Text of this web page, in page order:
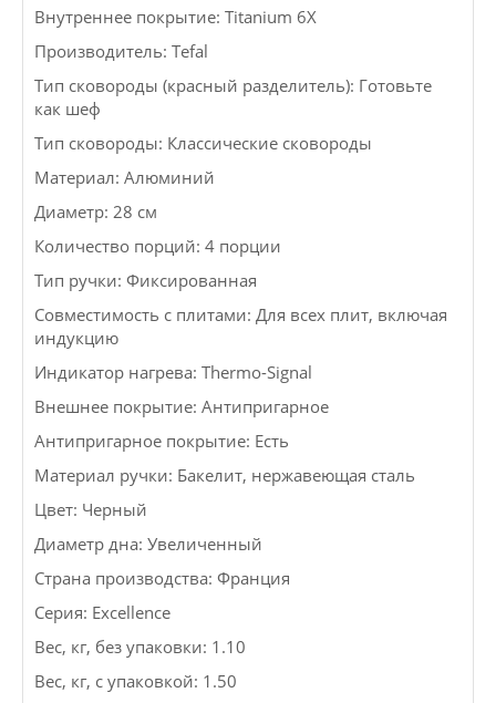
Внутреннее покрытие: Titanium 6X
Производитель: Tefal
Тип сковороды (красный разделитель): Готовьте
как шеф
Тип сковороды: Классические сковороды
Материал: Алюминий
Диаметр: 28 см
Количество порций: 4 порции
Тип ручки: Фиксированная
Совместимость с плитами: Для всех плит, включая
индукцию
Индикатор нагрева: Thermo-Signal
Внешнее покрытие: Антипригарное
Антипригарное покрытие: Есть
Материал ручки: Бакелит, нержавеющая сталь
Цвет: Черный
Диаметр дна: Увеличенный
Страна производства: Франция
Серия: Excellence
Вес, кг, без упаковки: 1.10
Вес, кг, с упаковкой: 1.50